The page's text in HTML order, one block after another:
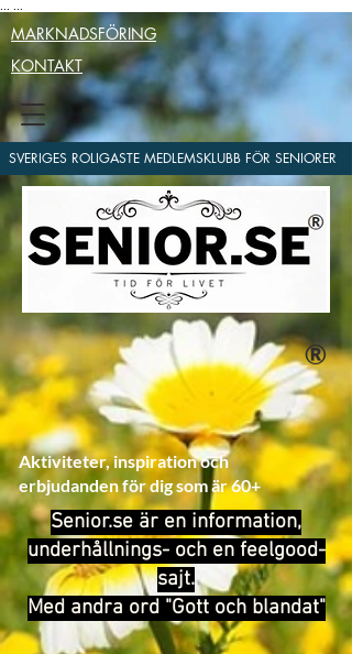
MARKNADSFÖRING
KONTAKT
SVERIGES ROLIGASTE MEDLEMSKLUBB FÖR SENIORER
®
Aktiviteter, inspiration och
erbjudanden för dig som är 60+
Senior.se är en information,
underhållnings- och en feelgood-
sajt.
Med andra ord "Gott och blandat"